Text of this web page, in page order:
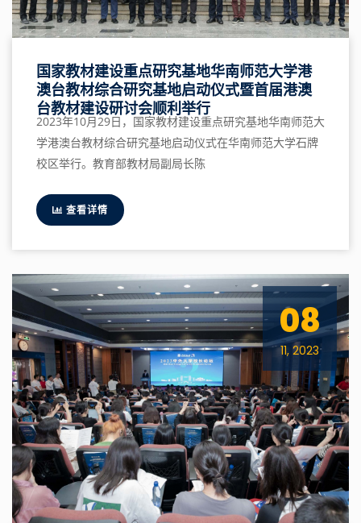
国家教材建设重点研究基地华南师范大学港
澳台教材综合研究基地启动仪式暨首届港澳
台教材建设研讨会顺利举行
2023年10月29日，国家教材建设重点研究基地华南师范大
学港澳台教材综合研究基地启动仪式在华南师范大学石牌
校区举行。教育部教材局副局长陈
查看详情
08
11, 2023